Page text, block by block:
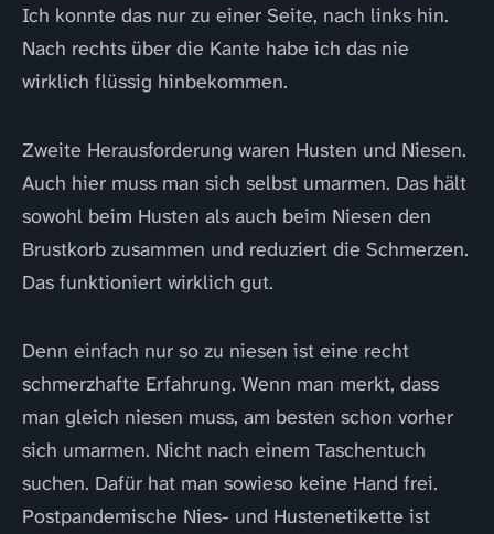
Ich konnte das nur zu einer Seite, nach links hin.
Nach rechts über die Kante habe ich das nie
wirklich flüssig hinbekommen.
Zweite Herausforderung waren Husten und Niesen.
Auch hier muss man sich selbst umarmen. Das hält
sowohl beim Husten als auch beim Niesen den
Brustkorb zusammen und reduziert die Schmerzen.
Das funktioniert wirklich gut.
Denn einfach nur so zu niesen ist eine recht
schmerzhafte Erfahrung. Wenn man merkt, dass
man gleich niesen muss, am besten schon vorher
sich umarmen. Nicht nach einem Taschentuch
suchen. Dafür hat man sowieso keine Hand frei.
Postpandemische Nies- und Hustenetikette ist